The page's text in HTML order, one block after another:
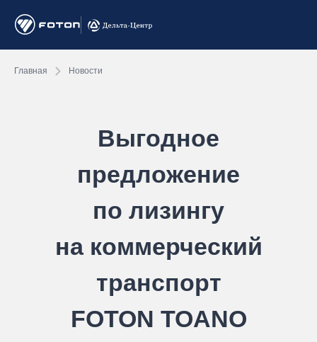
Главная Новости
Выгодное
предложение
по лизингу
на коммерческий
транспорт
FOTON TOANO